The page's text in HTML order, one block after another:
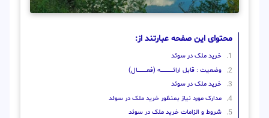
محتوای این صفحه عبارتند از:
خرید ملک در سوئد
وضعیت : قابل ارائــــــــــــــــــــه (فعـــــــــــــــال)
خرید ملک در سوئد
مدارک مورد نیاز بمنظور خرید ملک در سوئد
شروط و الزامات خرید ملک در سوئد